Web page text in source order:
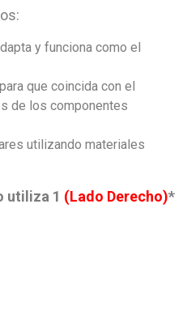
y funciona como el
que coincida con el
de los componentes
utilizando materiales
utiliza 1 (Lado Derecho)*
Corolla Cross 2022-